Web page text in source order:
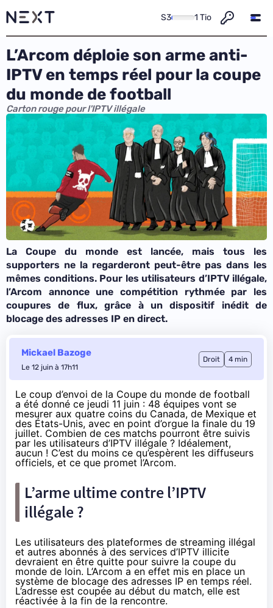
S3 1 Tio
L’Arcom déploie son arme anti-
IPTV en temps réel pour la coupe
du monde de football
Carton rouge pour l'IPTV illégale
La Coupe du monde est lancée, mais tous les
supporters ne la regarderont peut-être pas dans les
mêmes conditions. Pour les utilisateurs d’IPTV illégale,
l’Arcom annonce une compétition rythmée par les
coupures de flux, grâce à un dispositif inédit de
blocage des adresses IP en direct.
Mickael Bazoge
Le 12 juin à 17h11
Droit 4 min
Le coup d’envoi de la Coupe du monde de football
a été donné ce jeudi 11 juin : 48 équipes vont se
mesurer aux quatre coins du Canada, de Mexique et
des États-Unis, avec en point d’orgue la finale du 19
juillet. Combien de ces matchs pourront être suivis
par les utilisateurs d’IPTV illégale ? Idéalement,
aucun ! C’est du moins ce qu’espèrent les diffuseurs
officiels, et ce que promet l’Arcom.
L’arme ultime contre l’IPTV
illégale ?
Les utilisateurs des plateformes de streaming illégal
et autres abonnés à des services d’IPTV illicite
devraient en être quitte pour suivre la coupe du
monde de loin. L’Arcom a en effet mis en place un
système de blocage des adresses IP en temps réel.
L’adresse est coupée au début du match, elle est
réactivée à la fin de la rencontre.